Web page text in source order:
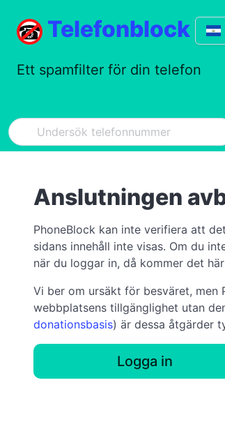
Telefonblock
Ett spamfilter för din telefon
Anslutningen
PhoneBlock kan inte verifiera att
sidans innehåll inte visas. Om du
när du loggar in, då kommer det
Vi ber om ursäkt för besväret,
webbplatsens tillgänglighet utan
donationsbasis) är dessa åtgärder
Logga in